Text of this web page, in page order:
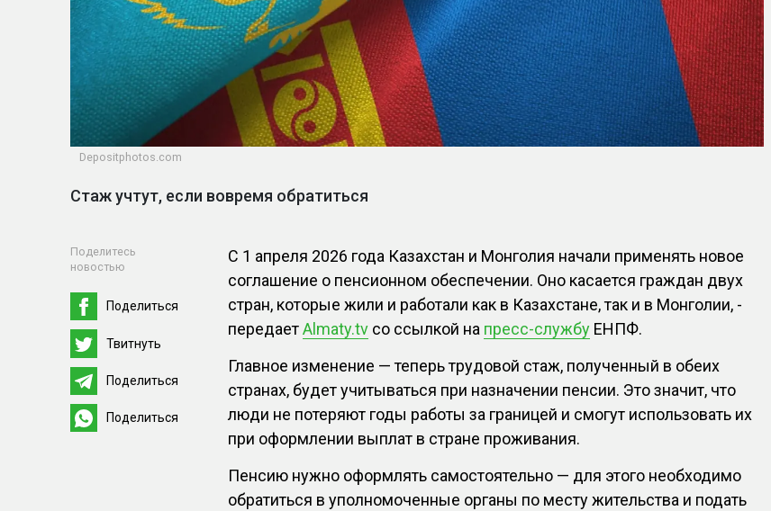
Depositphotos.com
Стаж учтут, если вовремя обратиться
Поделитесь
новостью
Поделиться
Твитнуть
Поделиться
Поделиться
С 1 апреля 2026 года Казахстан и Монголия начали применять новое
соглашение о пенсионном обеспечении. Оно касается граждан двух
стран, которые жили и работали как в Казахстане, так и в Монголии, -
передаетAlmaty.tv со ссылкой на пресс-службу ЕНПФ.
Главное изменение — теперь трудовой стаж, полученный в обеих
странах, будет учитываться при назначении пенсии. Это значит, что
люди не потеряют годы работы за границей и смогут использовать их
при оформлении выплат в стране проживания.
Пенсию нужно оформлять самостоятельно — для этого необходимо
обратиться в уполномоченные органы по месту жительства и подать